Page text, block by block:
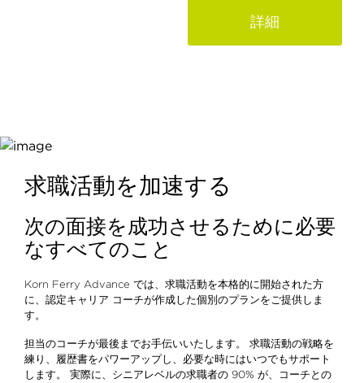
詳細
求職活動を加速する
次の面接を成功させるために必要
なすべてのこと
Korn Ferry Advance では、求職活動を本格的に開始された方
に、認定キャリア コーチが作成した個別のプランをご提供しま
す。
担当のコーチが最後までお手伝いいたします。 求職活動の戦略を
練り、履歴書をパワーアップし、必要な時にはいつでもサポート
します。 実際に、シニアレベルの求職者の 90% が、コーチとの